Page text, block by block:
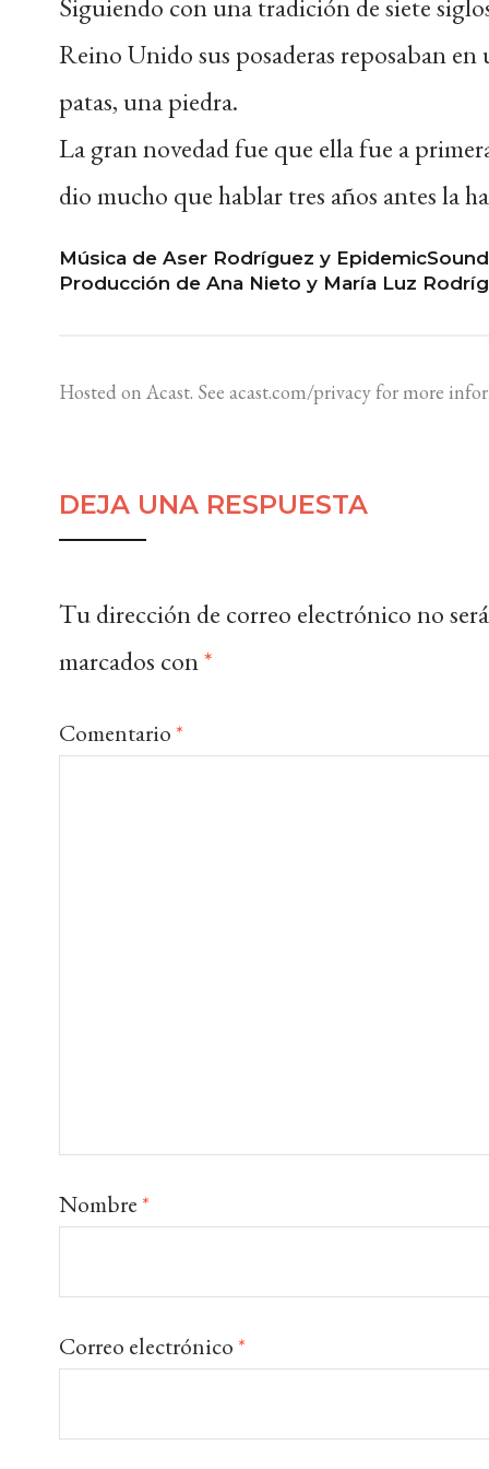
Siguiendo con una tradición de siete
Reino Unido sus posaderas reposaban
patas, una piedra.
La gran novedad fue que ella fue a
dio mucho que hablar tres años antes la
Música de Aser Rodríguez y EpidemicSound
Producción de Ana Nieto y María Luz
Hosted on Acast. See acast.com/privacyfor more
DEJA UNA RESPUESTA
Tu dirección de correo electrónico no
marcados con*
Comentario *
Nombre *
Correo electrónico *